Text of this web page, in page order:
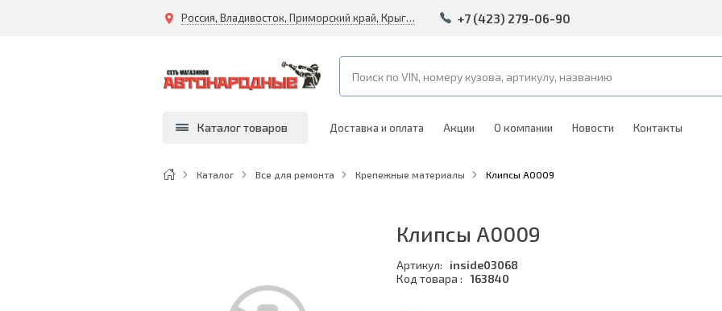
Россия, Владивосток, Приморский край, Крыгина 105 +7 (423) 279-06-90
Каталог товаров Доставка и оплата Акции О компании Новости Контакты
Каталог Все для ремонта Крепежные материалы Клипсы A0009
Клипсы A0009
Артикул:
inside03068
Код товара : 163840